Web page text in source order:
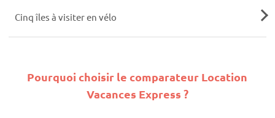
Cinq îles à visiter en vélo
Pourquoi choisir le comparateur Location
Vacances Express ?